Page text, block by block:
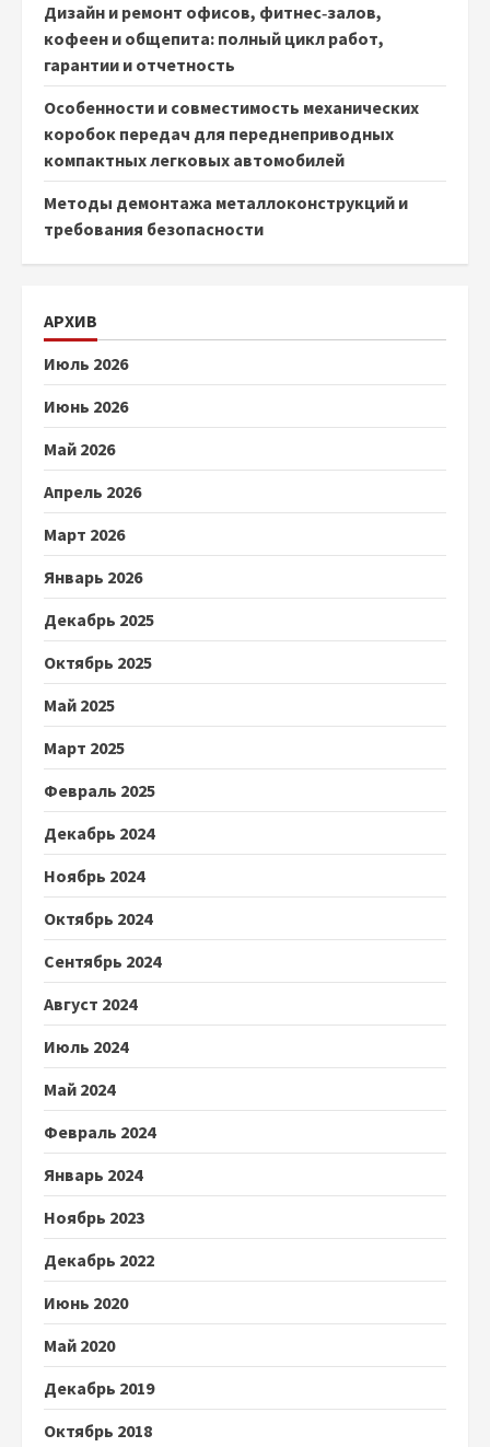
Дизайн и ремонт офисов, фитнес‑залов,
кофеен и общепита: полный цикл работ,
гарантии и отчетность
Особенности и совместимость механических
коробок передач для переднеприводных
компактных легковых автомобилей
Методы демонтажа металлоконструкций и
требования безопасности
АРХИВ
Июль 2026
Июнь 2026
Май 2026
Апрель 2026
Март 2026
Январь 2026
Декабрь 2025
Октябрь 2025
Май 2025
Март 2025
Февраль 2025
Декабрь 2024
Ноябрь 2024
Октябрь 2024
Сентябрь 2024
Август 2024
Июль 2024
Май 2024
Февраль 2024
Январь 2024
Ноябрь 2023
Декабрь 2022
Июнь 2020
Май 2020
Декабрь 2019
Октябрь 2018